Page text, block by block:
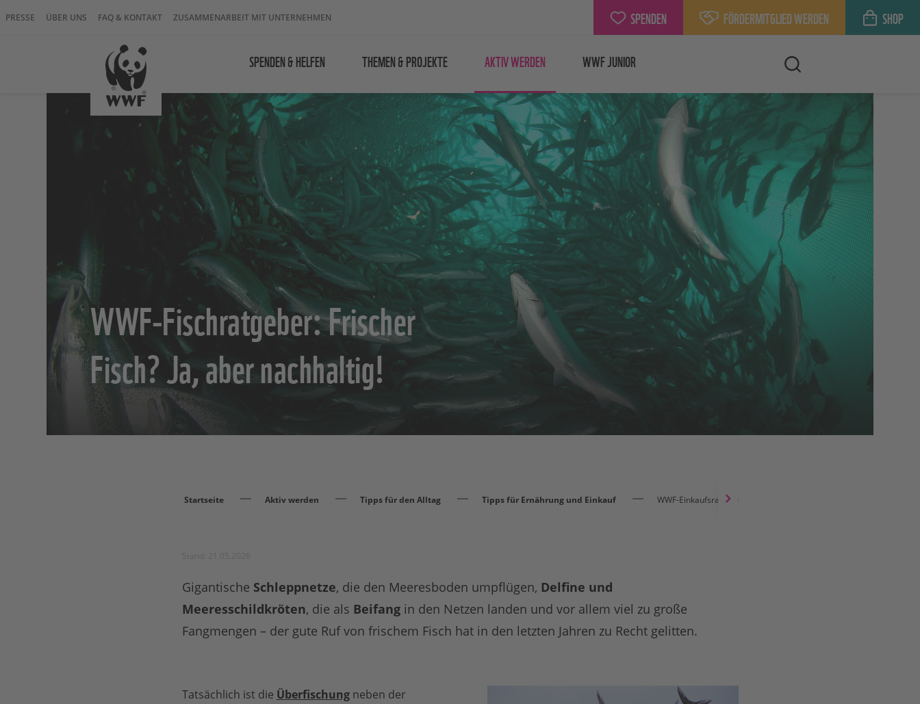
PRESSE ÜBER UNS FAQ & KONTAKT ZUSAMMENARBEIT MIT UNTERNEHMEN SPENDEN FÖRDERMITGLIED WERDEN SHOP
SPENDEN & HELFEN THEMEN & PROJEKTE AKTIV WERDEN WWF JUNIOR
WWF-Fischratgeber: Frischer
Fisch? Ja, aber nachhaltig!
Startseite Aktiv werden Tipps für den Alltag Tipps für Ernährung und Einkauf WWF-Einkaufsratgeber Fische & Meeresfrüchte
Gigantische Schleppnetze, die den Meeresboden umpflügen, Delfine und
Meeresschildkröten, die als Beifang in den Netzen landen und vor allem viel zu große
Fangmengen – der gute Ruf von frischem Fisch hat in den letzten Jahren zu Recht gelitten.
Tatsächlich ist die Überfischung neben der